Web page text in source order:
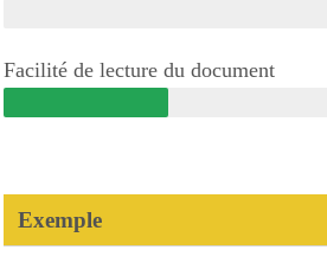
Facilité de lecture du document
Exemple